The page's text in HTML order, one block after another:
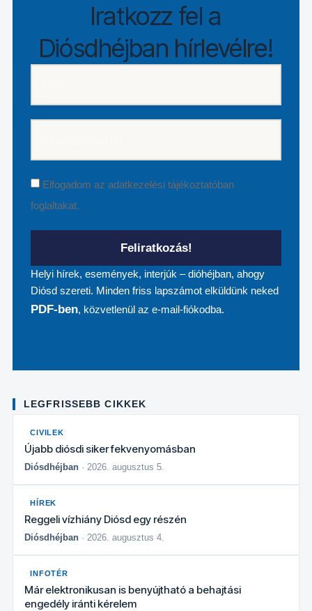
Iratkozz fel a
Diósdhéjban hírlevélre!
Elfogadom az adatkezelési tájékoztatóban
foglaltakat.
Feliratkozás!
Helyi hírek, események, interjúk – dióhéjban, ahogy
Diósd szereti. Minden friss lapszámot elküldünk neked
PDF-ben, közvetlenül az e-mail-fiókodba.
LEGFRISSEBB CIKKEK
CIVILEK
Újabb diósdi siker fekvenyomásban
Diósdhéjban · 2026. augusztus 5.
HÍREK
Reggeli vízhiány Diósd egy részén
Diósdhéjban · 2026. augusztus 4.
INFOTÉR
Már elektronikusan is benyújtható a behajtási
engedély iránti kérelem